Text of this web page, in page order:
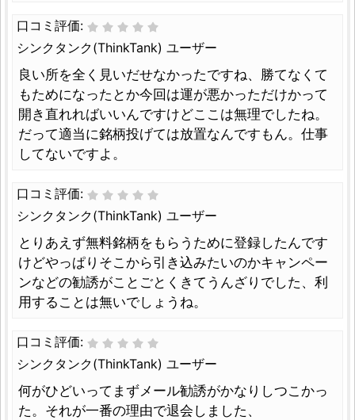
口コミ評価:
シンクタンク(ThinkTank) ユーザー
良い所を全く見いだせなかったですね、勝てなくて
もためになったとか今回は運が悪かっただけかって
開き直れればいいんですけどここは無理でしたね。
だって適当に銘柄投げては放置なんですもん。仕事
してないですよ。
口コミ評価:
シンクタンク(ThinkTank) ユーザー
とりあえず無料銘柄をもらうために登録したんです
けどやっぱりそこから引き込みたいのかキャンペー
ンなどの勧誘がことごとくきてうんざりでした、利
用することは無いでしょうね。
口コミ評価:
シンクタンク(ThinkTank) ユーザー
何がひどいってまずメール勧誘がかなりしつこかっ
た。それが一番の理由で退会しました、